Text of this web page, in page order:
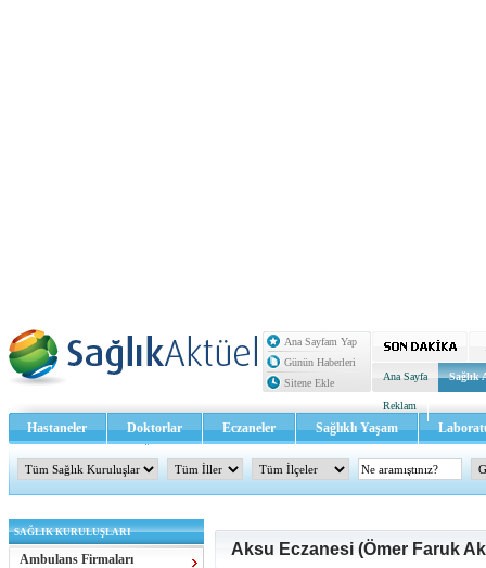
Ana Sayfam Yap
Günün Haberleri
Sitene Ekle
Ana Sayfa Sağlık
Reklam
Hastaneler Doktorlar Eczaneler Sağlıklı Yaşam
Sağlık TV - Video İletişim
SAĞLIK KURULUŞLARI
Ambulans Firmaları
Aksu Eczanesi (Ömer Faruk